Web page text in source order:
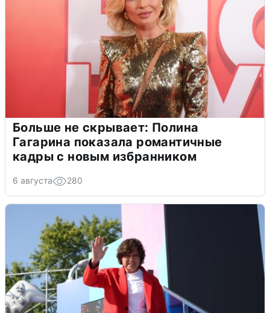
Больше не скрывает: Полина
Гагарина показала романтичные
кадры с новым избранником
6 августа 280